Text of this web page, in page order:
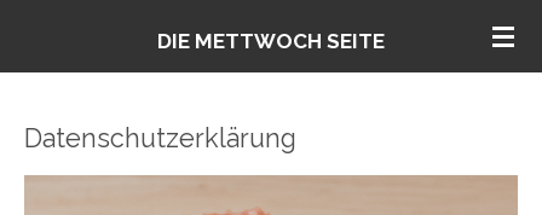
DIE METTWOCH SEITE
Datenschutzerklärung